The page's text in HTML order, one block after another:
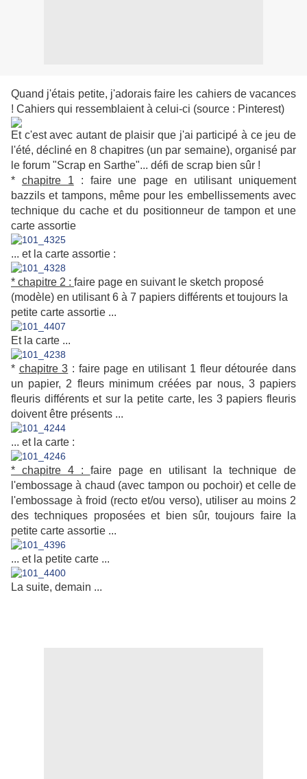
Quand j'étais petite, j'adorais faire les cahiers de vacances
! Cahiers qui ressemblaient à celui-ci (source : Pinterest)
Et c'est avec autant de plaisir que j'ai participé à ce jeu de
l'été, décliné en 8 chapitres (un par semaine), organisé par
le forum "Scrap en Sarthe"... défi de scrap bien sûr !
* chapitre 1 : faire une page en utilisant uniquement
bazzils et tampons, même pour les embellissements avec
technique du cache et du positionneur de tampon et une
carte assortie
... et la carte assortie :
* chapitre 2 : faire page en suivant le sketch proposé
(modèle) en utilisant 6 à 7 papiers différents et toujours la
petite carte assortie ...
Et la carte ...
* chapitre 3 : faire page en utilisant 1 fleur détourée dans
un papier, 2 fleurs minimum créées par nous, 3 papiers
fleuris différents et sur la petite carte, les 3 papiers fleuris
doivent être présents ...
... et la carte :
* chapitre 4 : faire page en utilisant la technique de
l'embossage à chaud (avec tampon ou pochoir) et celle de
l'embossage à froid (recto et/ou verso), utiliser au moins 2
des techniques proposées et bien sûr, toujours faire la
petite carte assortie ...
... et la petite carte ...
La suite, demain ...